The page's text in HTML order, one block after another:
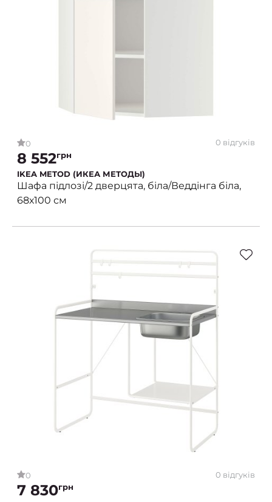
0 0 відгуків
8 552грн
IKEA METOD (ИКЕА МЕТОДЫ)
Шафа підлозі/2 дверцята, біла/Веддінга біла,
68х100 см
0 0 відгуків
7 830грн